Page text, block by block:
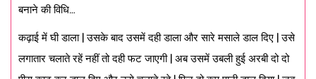
बनाने की विधि…
कढ़ाई में घी डाला | उसके बाद उसमें दही डाला और सारे मसाले डाल दिए | उसे
लगातार चलाते रहें नहीं तो दही फट जाएगी | अब उसमें उबली हुई अरबी दो दो